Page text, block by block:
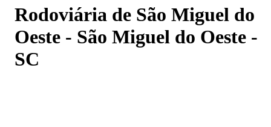
Rodoviária de São Miguel do
Oeste - São Miguel do Oeste -
SC